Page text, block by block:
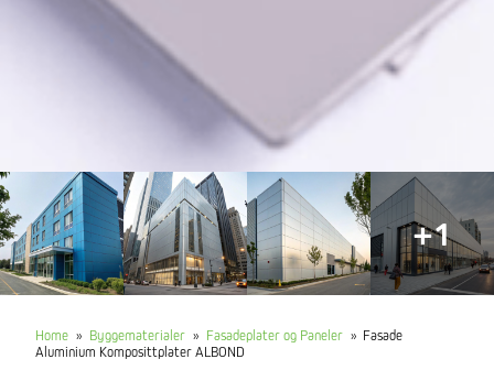
Home » Byggematerialer » Fasadeplater og Paneler » Fasade
Aluminium Komposittplater ALBOND
+1